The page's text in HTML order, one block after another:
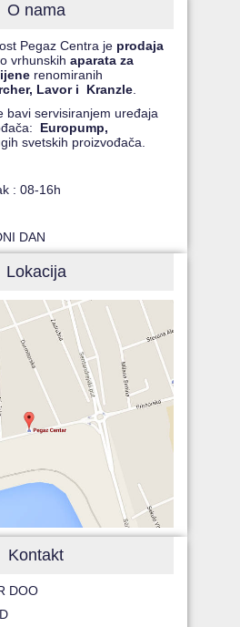
O nama
Pegaz Centra je prodaja
vrhunskihaparata za
renomiranih
Lavor i Kranzle.
bavi servisiranjem uređaja
Europump,
svetskih proizvođača.
: 08-16h
DAN
Lokacija
Kontakt
DOO